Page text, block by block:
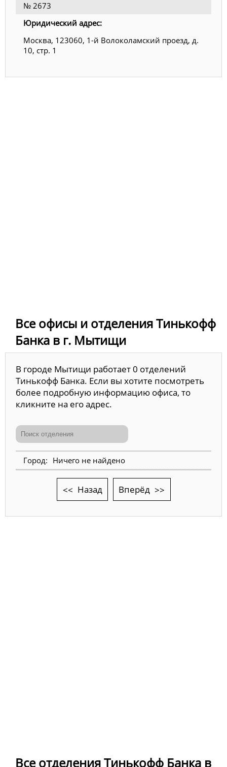
№ 2673
Юридический адрес:
Москва, 123060, 1-й Волоколамский проезд, д.
10, стр. 1
Все офисы и отделения Тинькофф
Банка в г. Мытищи
В городе Мытищи работает 0 отделений
Тинькофф Банка. Если вы хотите посмотреть
более подробную информацию офиса, то
кликните на его адрес.
Ничего не найдено
Назад Вперёд
Все отделения Тинькофф Банка в